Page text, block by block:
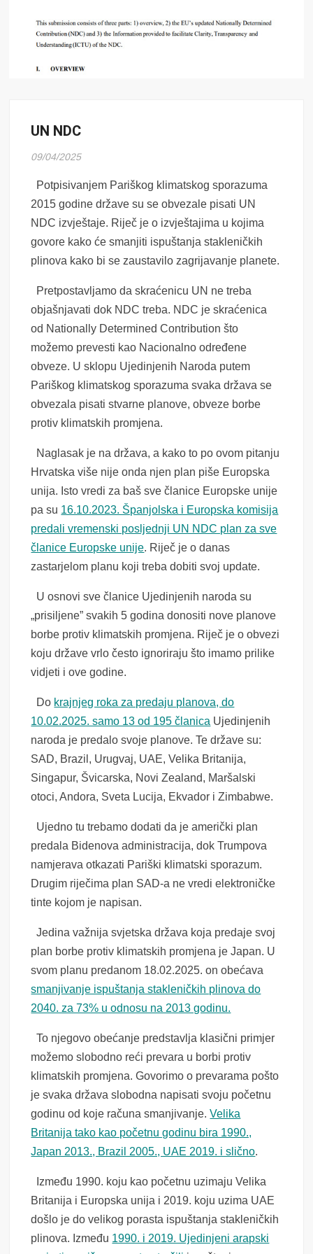
UN NDC
09/04/2025
Potpisivanjem Pariškog klimatskog sporazuma
2015 godine države su se obvezale pisati UN
NDC izvještaje. Riječ je o izvještajima u kojima
govore kako će smanjiti ispuštanja stakleničkih
plinova kako bi se zaustavilo zagrijavanje planete.
Pretpostavljamo da skraćenicu UN ne treba
objašnjavati dok NDC treba. NDC je skraćenica
od Nationally Determined Contribution što
možemo prevesti kao Nacionalno određene
obveze. U sklopu Ujedinjenih Naroda putem
Pariškog klimatskog sporazuma svaka država se
obvezala pisati stvarne planove, obveze borbe
protiv klimatskih promjena.
Naglasak je na država, a kako to po ovom pitanju
Hrvatska više nije onda njen plan piše Europska
unija. Isto vredi za baš sve članice Europske unije
pa su 16.10.2023. Španjolska i Europska komisija
predali vremenski posljednji UN NDC plan za sve
članice Europske unije. Riječ je o danas
zastarjelom planu koji treba dobiti svoj update.
U osnovi sve članice Ujedinjenih naroda su
„prisiljene” svakih 5 godina donositi nove planove
borbe protiv klimatskih promjena. Riječ je o obvezi
koju države vrlo često ignoriraju što imamo prilike
vidjeti i ove godine.
Do krajnjeg roka za predaju planova, do
10.02.2025. samo 13 od 195 članica Ujedinjenih
naroda je predalo svoje planove. Te države su:
SAD, Brazil, Urugvaj, UAE, Velika Britanija,
Singapur, Švicarska, Novi Zealand, Maršalski
otoci, Andora, Sveta Lucija, Ekvador i Zimbabwe.
Ujedno tu trebamo dodati da je američki plan
predala Bidenova administracija, dok Trumpova
namjerava otkazati Pariški klimatski sporazum.
Drugim riječima plan SAD-a ne vredi elektroničke
tinte kojom je napisan.
Jedina važnija svjetska država koja predaje svoj
plan borbe protiv klimatskih promjena je Japan. U
svom planu predanom 18.02.2025. on obećava
smanjivanje ispuštanja stakleničkih plinova do
2040. za 73% u odnosu na 2013 godinu.
To njegovo obećanje predstavlja klasični primjer
možemo slobodno reći prevara u borbi protiv
klimatskih promjena. Govorimo o prevarama pošto
je svaka država slobodna napisati svoju početnu
godinu od koje računa smanjivanje.Velika
Britanija tako kao početnu godinu bira 1990.,
Japan 2013., Brazil 2005., UAE 2019. i slično.
Između 1990. koju kao početnu uzimaju Velika
Britanija i Europska unija i 2019. koju uzima UAE
došlo je do velikog porasta ispuštanja stakleničkih
plinova. Između 1990. i 2019. Ujedinjeni arapski